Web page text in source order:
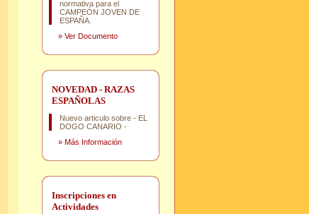
normativa para el
CAMPEÓN JOVEN DE
ESPAÑA.
» Ver Documento
NOVEDAD - RAZAS
ESPAÑOLAS
Nuevo articulo sobre - EL
DOGO CANARIO -
» Más Información
Inscripciones en
Actividades